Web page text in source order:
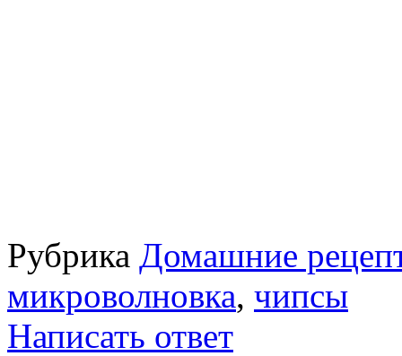
Рубрика Домашние
микроволновка, чипсы
Написать ответ